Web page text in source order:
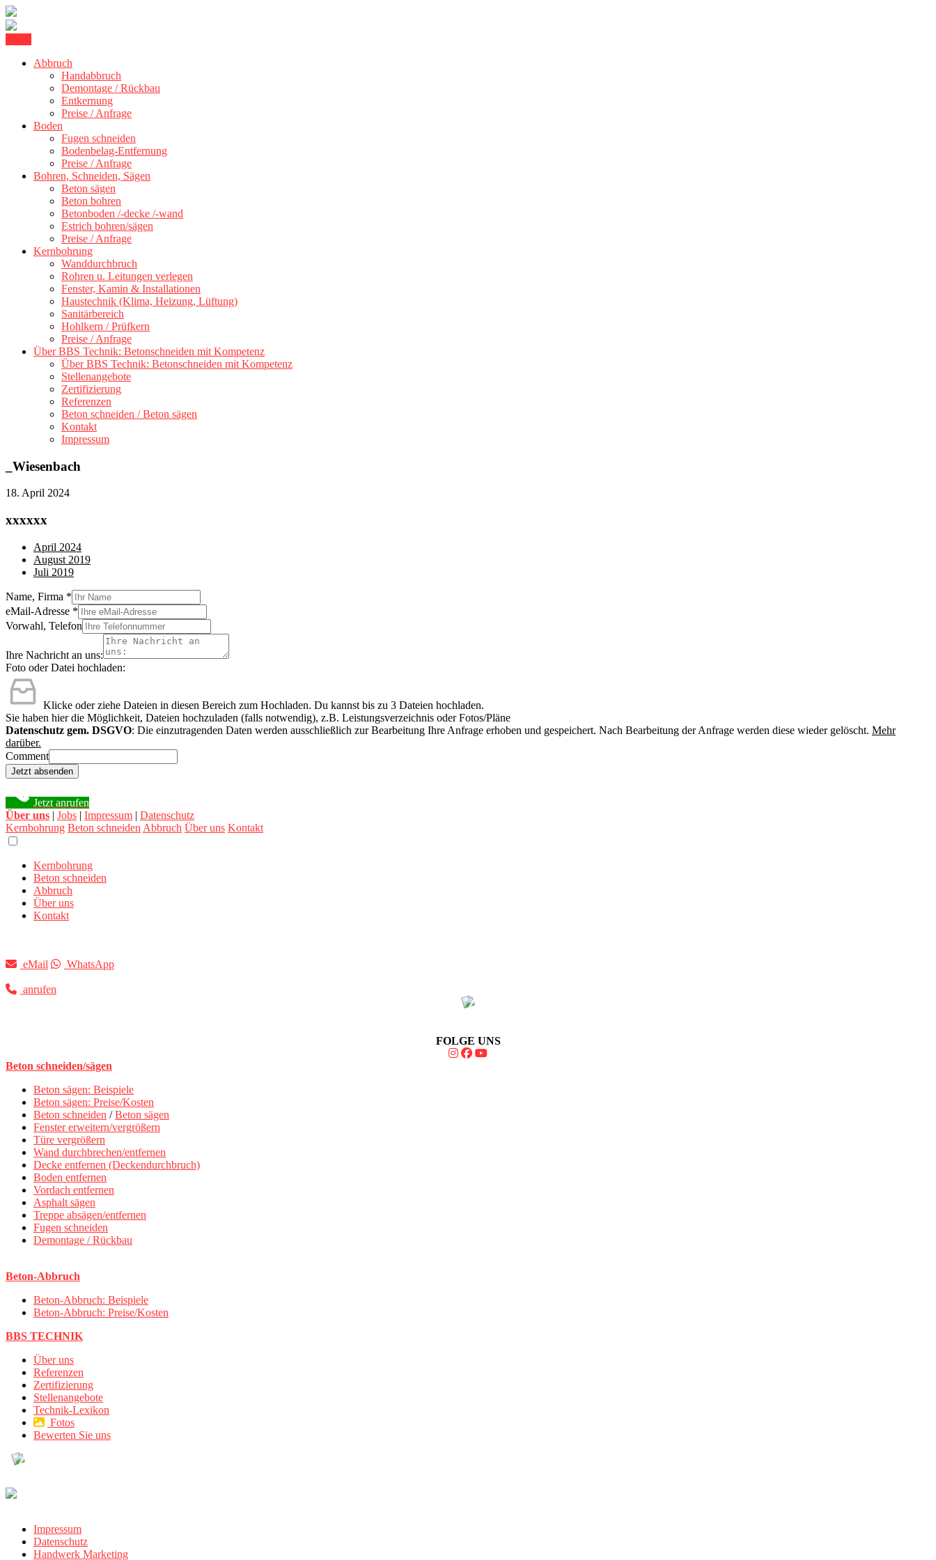
content
Betonschneiden Stuttgart
Abbruch
Handabbruch
Demontage / Rückbau
Entkernung
Preise / Anfrage
Boden
Fugen schneiden
Bodenbelag-Entfernung
Preise / Anfrage
Bohren, Schneiden, Sägen
Beton sägen
Beton bohren
Betonboden /-decke /-wand
Estrich bohren/sägen
Preise / Anfrage
Kernbohrung
Wanddurchbruch
Rohren u. Leitungen verlegen
Fenster, Kamin & Installationen
Haustechnik (Klima, Heizung, Lüftung)
Sanitärbereich
Hohlkern / Prüfkern
Preise / Anfrage
Über BBS Technik: Betonschneiden mit Kompetenz
Über BBS Technik: Betonschneiden mit Kompetenz
Stellenangebote
Zertifizierung
Referenzen
Beton schneiden / Beton sägen
Kontakt
Impressum
_Wiesenbach
18. April 2024
xxxxxx
April 2024
August 2019
Juli 2019
Name, Firma *
eMail-Adresse *
Vorwahl, Telefon
Ihre Nachricht an uns:
Foto oder Datei hochladen:
Klicke oder ziehe Dateien in diesen Bereich zum Hochladen. Du kannst bis zu 3 Dateien hochladen.
Sie haben hier die Möglichkeit, Dateien hochzuladen (falls notwendig), z.B. Leistungsverzeichnis oder Fotos/Pläne
Datenschutz gem. DSGVO: Die einzutragenden Daten werden ausschließlich zur Bearbeitung Ihre Anfrage erhoben und gespeichert. Nach Bearbeitung der Anfrage werden diese wieder gelöscht. Mehr
darüber.
Comment
Jetzt absenden
Jetzt anrufen
Über uns | Jobs | Impressum | Datenschutz
Kernbohrung Beton schneiden Abbruch Über uns Kontakt
Kernbohrung
Beton schneiden
Abbruch
Über uns
Kontakt
eMail WhatsApp
anrufen
FOLGE UNS
Beton schneiden/sägen
Beton sägen: Beispiele
Beton sägen: Preise/Kosten
Beton schneiden /Beton sägen
Fenster erweitern/vergrößern
Türe vergrößern
Wand durchbrechen/entfernen
Decke entfernen (Deckendurchbruch)
Boden entfernen
Vordach entfernen
Asphalt sägen
Treppe absägen/entfernen
Fugen schneiden
Demontage / Rückbau
Beton-Abbruch
Beton-Abbruch: Beispiele
Beton-Abbruch: Preise/Kosten
BBS TECHNIK
Über uns
Referenzen
Zertifizierung
Stellenangebote
Technik-Lexikon
Fotos
Bewerten Sie uns
Impressum
Datenschutz
Handwerk Marketing